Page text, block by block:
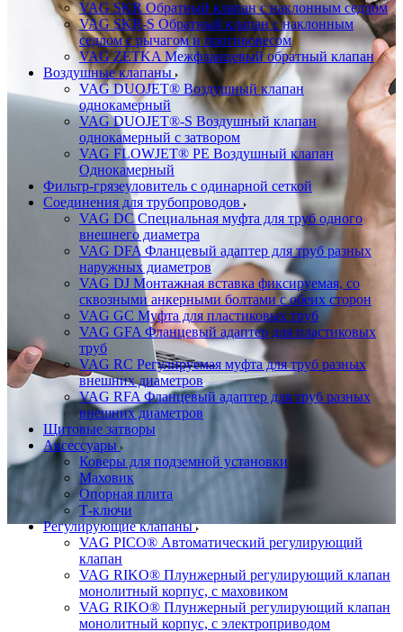
VAG SKR Обратный клапан с наклонным седлом
VAG SKR-S Обратный клапан с наклонным
седлом с рычагом и противовесом
VAG ZETKA Межфланцевый обратный клапан
Воздушные клапаны
VAG DUOJET® Воздушный клапан
однокамерный
VAG DUOJET®-S Воздушный клапан
однокамерный с затвором
VAG FLOWJET® PE Воздушный клапан
Однокамерный
Фильтр-грязеуловитель с одинарной сеткой
Соединения для трубопроводов
VAG DC Специальная муфта для труб одного
внешнего диаметра
VAG DFA Фланцевый адаптер для труб разных
наружных диаметров
VAG DJ Монтажная вставка фиксируемая, со
сквозными анкерными болтами с обеих сторон
VAG GC Муфта для пластиковых труб
VAG GFA Фланцевый адаптер для пластиковых
труб
VAG RC Регулируемая муфта для труб разных
внешних диаметров
VAG RFA Фланцевый адаптер для труб разных
внешних диаметров
Щитовые затворы
Аксессуары
Коверы для подземной установки
Маховик
Опорная плита
Т-ключи
Регулирующие клапаны
VAG PICO® Автоматический регулирующий
клапан
VAG RIKO® Плунжерный регулирующий клапан
монолитный корпус, с маховиком
VAG RIKO® Плунжерный регулирующий клапан
монолитный корпус, с электроприводом